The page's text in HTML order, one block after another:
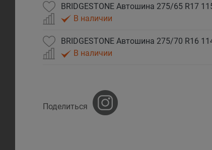
В наличии
В наличии
Поделиться